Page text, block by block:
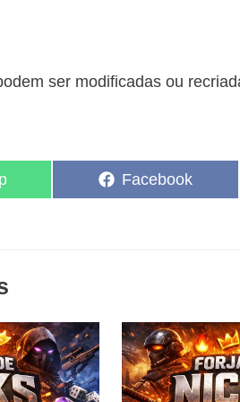
ser modificadas ou
Share
on
Facebook